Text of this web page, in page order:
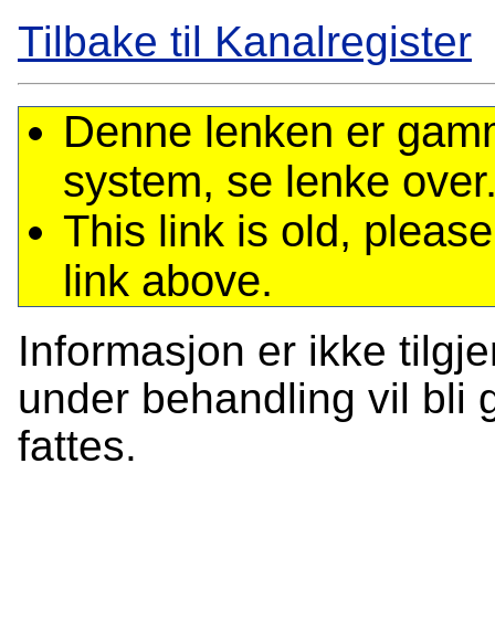
Tilbake til Kanalregister
Denne lenken er
system, se lenke
This link is old,
link above.
Informasjon er ikke
under behandling vil bli
fattes.